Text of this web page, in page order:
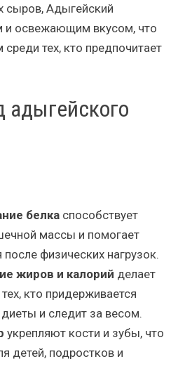
сыров, Адыгейский
и освежающим вкусом, что
тех, кто предпочитает
адыгейского
белка способствует
массы и помогает
после физических нагрузок.
жиров и калорий делает
кто придерживается
и следит за весом.
укрепляют кости и зубы, что
детей, подростков и